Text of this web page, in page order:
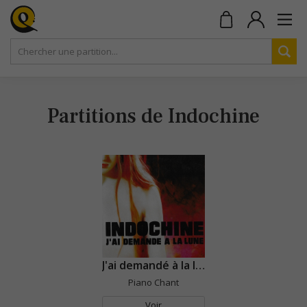
Partitions de Indochine
J'ai demandé à la lune
Piano Chant